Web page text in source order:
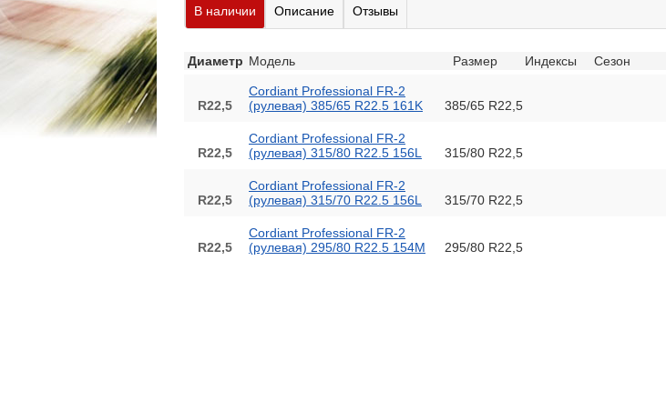
В наличии Описание Отзывы
Диаметр Модель Размер Индексы Сезон
R22,5
Cordiant Professional FR-2
(рулевая) 385/65 R22.5 161K
385/65 R22,5
R22,5
Cordiant Professional FR-2
(рулевая) 315/80 R22.5 156L
315/80 R22,5
R22,5
Cordiant Professional FR-2
(рулевая) 315/70 R22.5 156L
315/70 R22,5
R22,5
Cordiant Professional FR-2
(рулевая) 295/80 R22.5 154M
295/80 R22,5